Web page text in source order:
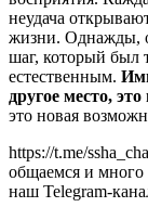
неудача
жизни. Однажды,
шаг, который был
естественным.
другое место,
это новая
https://t.me/
общаемся и
наш Telegram-